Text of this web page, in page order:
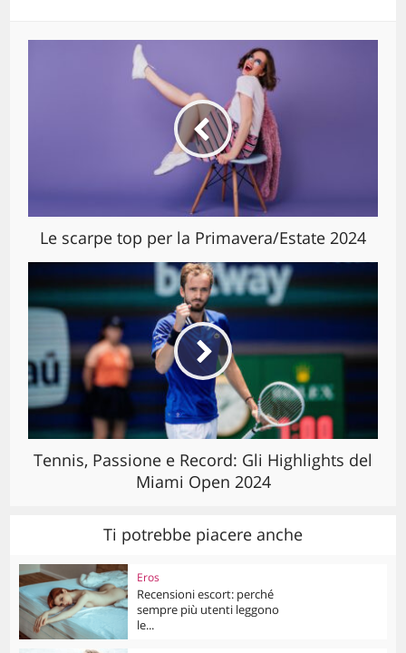
Le scarpe top per la Primavera/Estate 2024
Tennis, Passione e Record: Gli Highlights del
Miami Open 2024
Ti potrebbe piacere anche
Eros
Recensioni escort: perché
sempre più utenti leggono
le...